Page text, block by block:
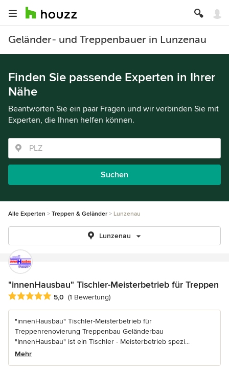
Geländer- und Treppenbauer in Lunzenau
Finden Sie passende Experten in Ihrer
Nähe
Beantworten Sie ein paar Fragen und wir verbinden Sie mit
Experten, die Ihnen helfen können.
Suchen
Alle Experten Treppen & Geländer Lunzenau
Lunzenau
"innenHausbau" Tischler-Meisterbetrieb für Treppen
Durchschnittliche Bewertung: 5 von 5 Sternen
5,0 (1 Bewertung)
"innenHausbau" Tischler-Meisterbetrieb für
Treppenrenovierung Treppenbau Geländerbau
"InnenHausbau" ist ein Tischler - Meisterbetrieb spezi...
Mehr